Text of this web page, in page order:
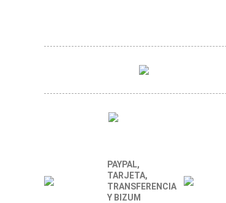
PAYPAL,
TARJETA,
TRANSFERENCIA
Y BIZUM